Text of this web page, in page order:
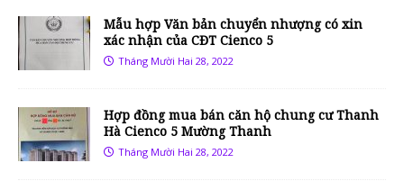
Mẫu hợp Văn bản chuyển nhượng có xin
xác nhận của CĐT Cienco 5
Tháng Mười Hai 28, 2022
Hợp đồng mua bán căn hộ chung cư Thanh
Hà Cienco 5 Mường Thanh
Tháng Mười Hai 28, 2022